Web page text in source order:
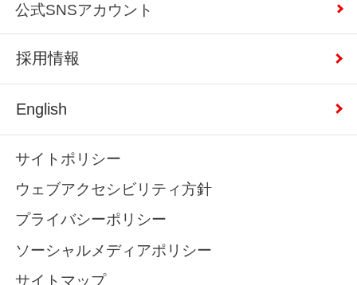
公式SNSアカウント
採用情報
English
サイトポリシー
ウェブアクセシビリティ方針
プライバシーポリシー
ソーシャルメディアポリシー
サイトマップ